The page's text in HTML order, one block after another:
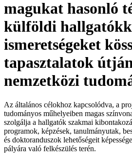
magukat hasonló
külföldi
ismeretségeket
tapasztalatok
nemzetközi
Az általános célokhoz kapcsolódva, a
tudományos műhelyeiben magas
szolgálja a hallgatók szakmai
programok, képzések, tanulmányutak,
és doktoranduszok lehetőségeit
pályára való felkészülés terén.